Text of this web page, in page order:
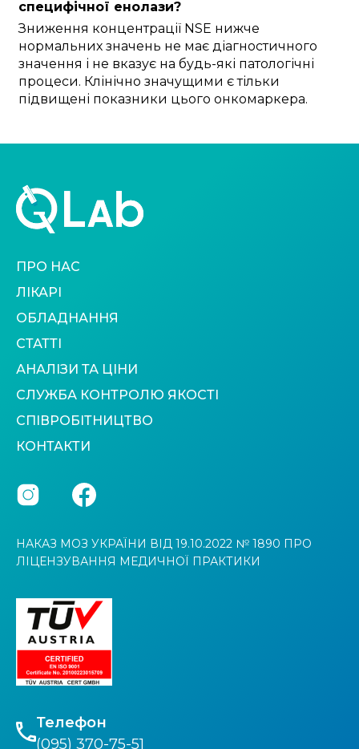
специфічної енолази?
Зниження концентрації NSE нижче
нормальних значень не має діагностичного
значення і не вказує на будь-які патологічні
процеси. Клінічно значущими є тільки
підвищені показники цього онкомаркера.
ПРО НАС
ЛІКАРІ
ОБЛАДНАННЯ
СТАТТІ
АНАЛІЗИ ТА ЦІНИ
СЛУЖБА КОНТРОЛЮ ЯКОСТІ
СПІВРОБІТНИЦТВО
КОНТАКТИ
НАКАЗ МОЗ УКРАЇНИ ВІД 19.10.2022 № 1890 ПРО
ЛІЦЕНЗУВАННЯ МЕДИЧНОЇ ПРАКТИКИ
Телефон
(095) 370-75-51